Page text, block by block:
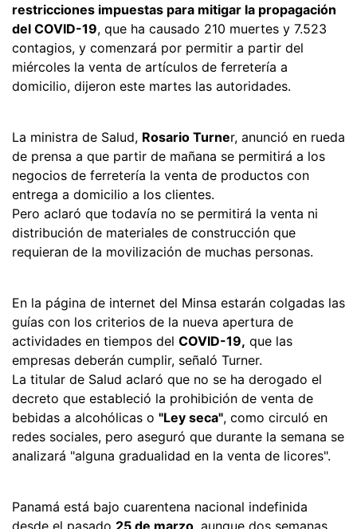
restricciones impuestas para mitigar la propagación
del COVID-19, que ha causado 210 muertes y 7.523
contagios, y comenzará por permitir a partir del
miércoles la venta de artículos de ferretería a
domicilio, dijeron este martes las autoridades.
La ministra de Salud, Rosario Turner, anunció en rueda
de prensa a que partir de mañana se permitirá a los
negocios de ferretería la venta de productos con
entrega a domicilio a los clientes.
Pero aclaró que todavía no se permitirá la venta ni
distribución de materiales de construcción que
requieran de la movilización de muchas personas.
En la página de internet del Minsa estarán colgadas las
guías con los criterios de la nueva apertura de
actividades en tiempos del COVID-19, que las
empresas deberán cumplir, señaló Turner.
La titular de Salud aclaró que no se ha derogado el
decreto que estableció la prohibición de venta de
bebidas a alcohólicas o "Ley seca", como circuló en
redes sociales, pero aseguró que durante la semana se
analizará "alguna gradualidad en la venta de licores".
Panamá está bajo cuarentena nacional indefinida
desde el pasado 25 de marzo, aunque dos semanas